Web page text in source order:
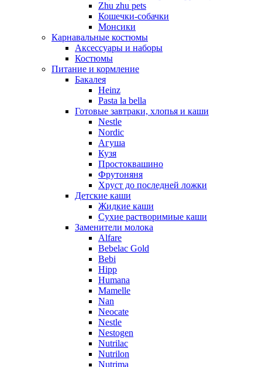
Zhu zhu pets
Кошечки-собачки
Монсики
Карнавальные костюмы
Аксессуары и наборы
Костюмы
Питание и кормление
Бакалея
Heinz
Pasta la bella
Готовые завтраки, хлопья и каши
Nestle
Nordic
Агуша
Кузя
Простоквашино
Фрутоняня
Хруст до последней ложки
Детские каши
Жидкие каши
Сухие растворимиые каши
Заменители молока
Alfare
Bebelac Gold
Bebi
Hipp
Humana
Mamelle
Nan
Neocate
Nestle
Nestogen
Nutrilac
Nutrilon
Nutrima